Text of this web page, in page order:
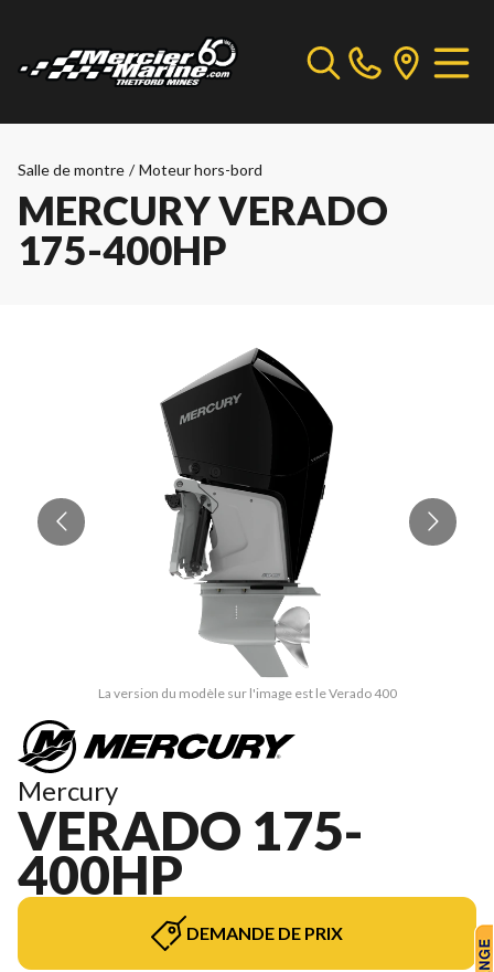
Salle de montre / Moteur hors-bord
MERCURY VERADO
175-400HP
La version du modèle sur l'image est le Verado 400
Mercury
VERADO 175-
400HP
DEMANDE DE PRIX